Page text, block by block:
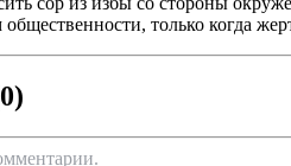
общественности, только когда